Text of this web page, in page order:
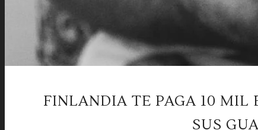
FINLANDIA TE PAGA 10 MIL
SUS